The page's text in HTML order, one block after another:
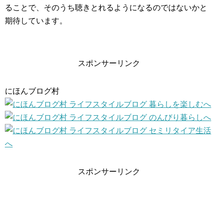
ることで、そのうち聴きとれるようになるのではないかと
期待しています。
スポンサーリンク
にほんブログ村
スポンサーリンク